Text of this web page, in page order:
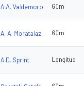
A.A. Valdemoro 60m
A. A. Moratalaz 60m
A.D. Sprint Longitud